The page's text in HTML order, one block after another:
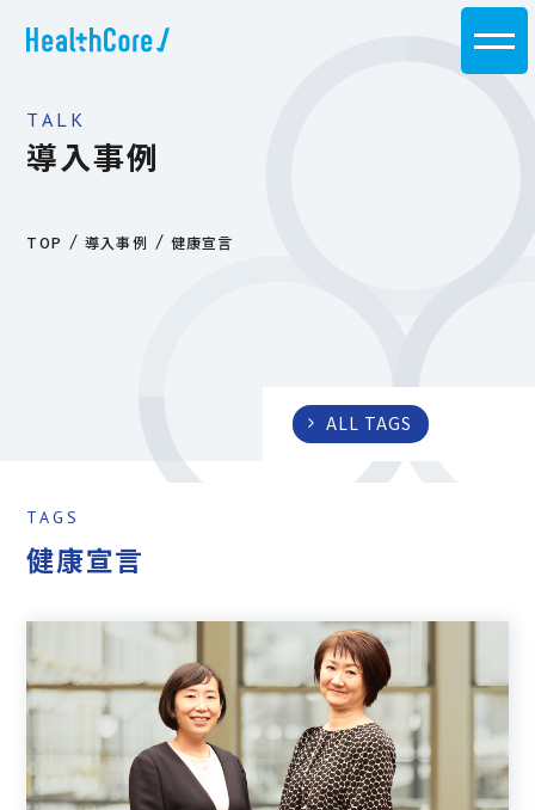
TALK
導入事例
TOP 導入事例 健康宣言
ALL TAGS
TAGS
健康宣言